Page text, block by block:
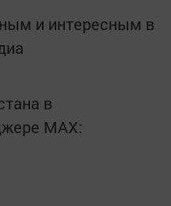
и интересным в
в
MАХ: